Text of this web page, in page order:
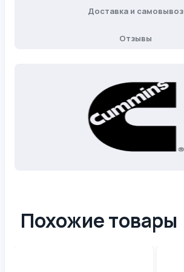
Доставка и самовывоз
Отзывы
Похожие товары